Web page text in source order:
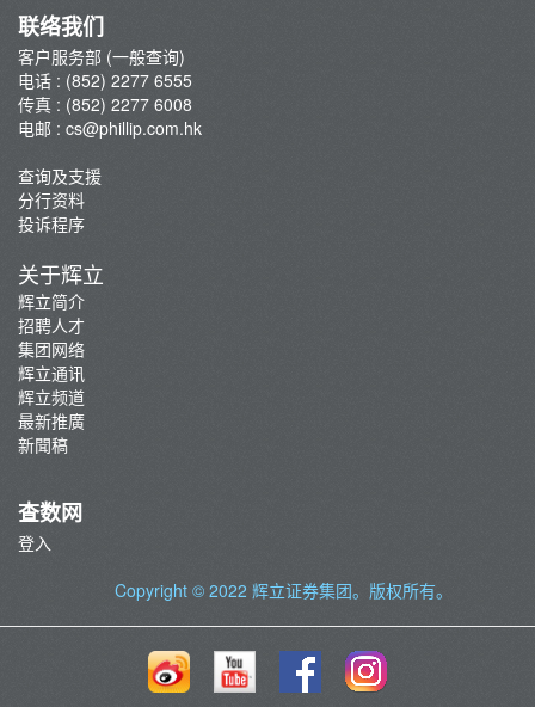
辉立频道
新聞稿
联络我们
客户服务部 (一般查询)
电话 : (852) 2277 6555
传真 : (852) 2277 6008
电邮 : cs@phillip.com.hk
查询及支援
分行资料
投诉程序
关于辉立
辉立简介
招聘人才
集团网络
辉立通讯
辉立频道
最新推廣
新聞稿
查数网
登入
Copyright © 2022 辉立证券集团。版权所有。